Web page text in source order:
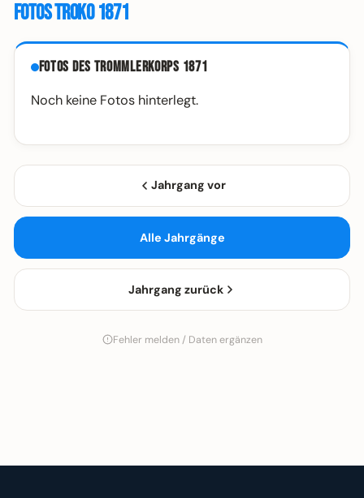
Fotos Troko 1871
Fotos des Trommlerkorps 1871
Noch keine Fotos hinterlegt.
Jahrgang vor
Alle Jahrgänge
Jahrgang zurück
Fehler melden / Daten ergänzen